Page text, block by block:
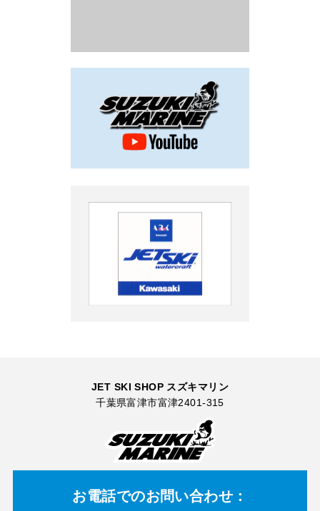
JET SKI SHOP スズキマリン
千葉県富津市富津2401-315
お電話でのお問い合わせ：